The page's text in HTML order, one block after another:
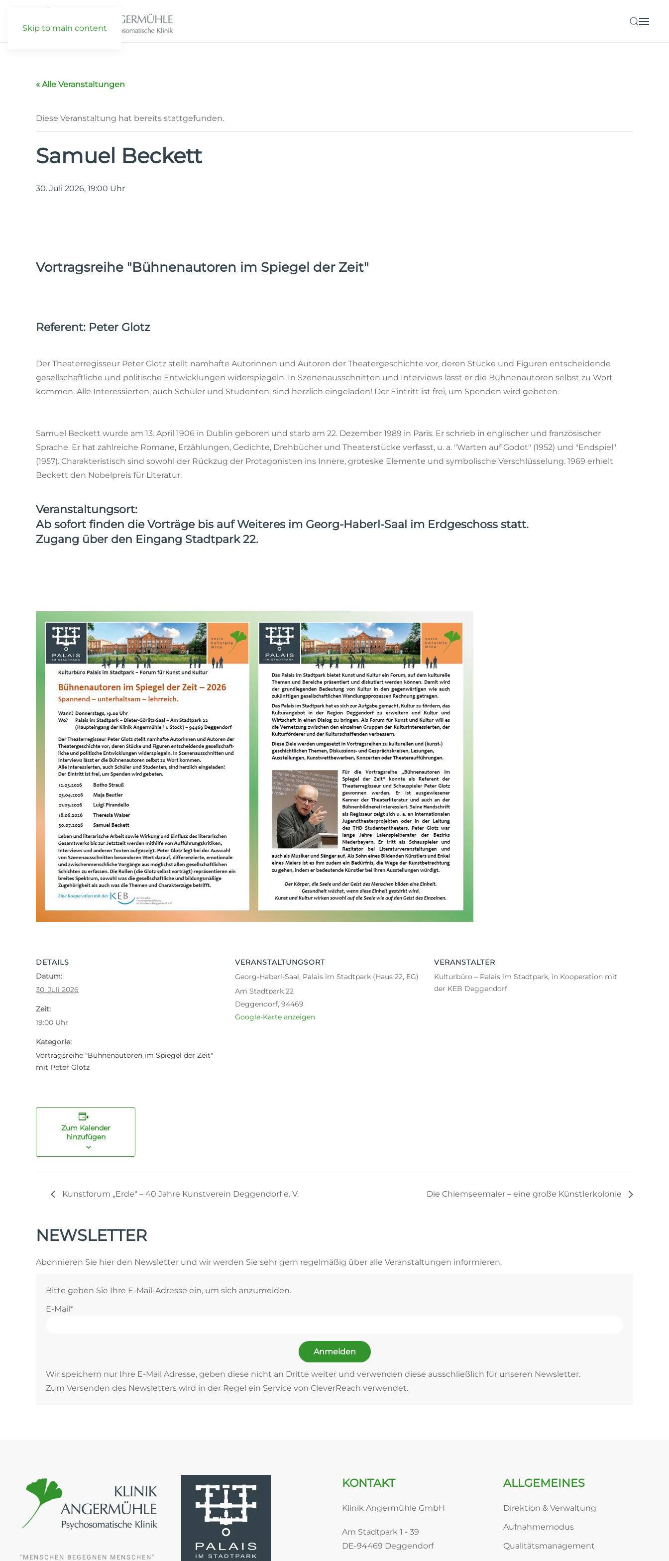
Skip to main content
« Alle Veranstaltungen
Diese Veranstaltung hat bereits stattgefunden.
Samuel Beckett
30. Juli 2026, 19:00 Uhr
Vortragsreihe "Bühnenautoren im Spiegel der Zeit"
Referent: Peter Glotz
Der Theaterregisseur Peter Glotz stellt namhafte Autorinnen und Autoren der Theatergeschichte vor, deren Stücke und Figuren entscheidende
gesellschaftliche und politische Entwicklungen widerspiegeln. In Szenenausschnitten und Interviews lässt er die Bühnenautoren selbst zu Wort
kommen. Alle Interessierten, auch Schüler und Studenten, sind herzlich eingeladen! Der Eintritt ist frei, um Spenden wird gebeten.
Samuel Beckett wurde am 13. April 1906 in Dublin geboren und starb am 22. Dezember 1989 in Paris. Er schrieb in englischer und französischer
Sprache. Er hat zahlreiche Romane, Erzählungen, Gedichte, Drehbücher und Theaterstücke verfasst, u. a. "Warten auf Godot" (1952) und "Endspiel"
(1957). Charakteristisch sind sowohl der Rückzug der Protagonisten ins Innere, groteske Elemente und symbolische Verschlüsselung. 1969 erhielt
Beckett den Nobelpreis für Literatur.
Veranstaltungsort:
Ab sofort finden die Vorträge bis auf Weiteres im Georg-Haberl-Saal im Erdgeschoss statt.
Zugang über den Eingang Stadtpark 22.
Zum Kalender
hinzufügen
DETAILS
Datum:
30. Juli 2026
Zeit:
19:00 Uhr
Kategorie:
Vortragsreihe "Bühnenautoren im Spiegel der Zeit"
mit Peter Glotz
VERANSTALTUNGSORT
Georg-Haberl-Saal, Palais im Stadtpark (Haus 22, EG)
Am Stadtpark 22
Deggendorf, 94469
Google-Karte anzeigen
VERANSTALTER
Kulturbüro – Palais im Stadtpark, in Kooperation mit
der KEB Deggendorf
Kunstforum „Erde“ – 40 Jahre Kunstverein Deggendorf e. V. Die Chiemseemaler – eine große Künstlerkolonie
NEWSLETTER
Abonnieren Sie hier den Newsletter und wir werden Sie sehr gern regelmäßig über alle Veranstaltungen informieren.
Bitte geben Sie Ihre E-Mail-Adresse ein, um sich anzumelden.
E-Mail*
Anmelden
Wir speichern nur Ihre E-Mail Adresse, geben diese nicht an Dritte weiter und verwenden diese ausschließlich für unseren Newsletter.
Zum Versenden des Newsletters wird in der Regel ein Service von CleverReach verwendet.
"MENSCHEN BEGEGNEN MENSCHEN"
KONTAKT
Klinik Angermühle GmbH
Am Stadtpark 1 - 39
DE-94469 Deggendorf
ALLGEMEINES
Direktion & Verwaltung
Aufnahmemodus
Qualitätsmanagement